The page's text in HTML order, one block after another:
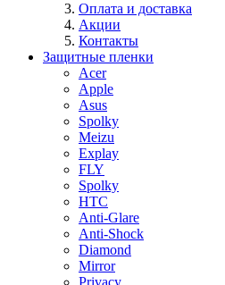
Оплата и доставка
Акции
Контакты
Защитные пленки
Acer
Apple
Asus
Spolky
Meizu
Explay
FLY
Spolky
HTC
Anti-Glare
Anti-Shock
Diamond
Mirror